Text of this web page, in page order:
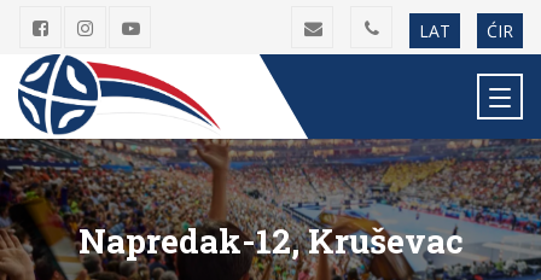
LAT ĆIR
Napredak-12, Kruševac